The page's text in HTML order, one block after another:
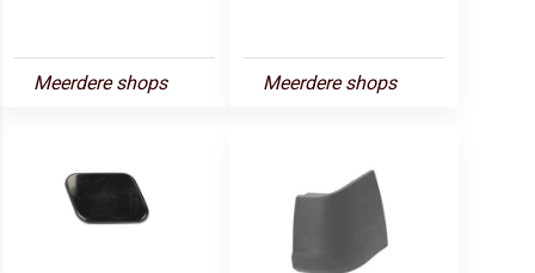
Meerdere shops Meerdere shops